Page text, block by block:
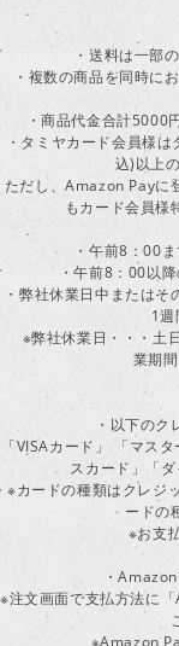
・送料は一部
・複数の商品を同時に
・商品代金合計5000
・タミヤカード会員様
込)以上
ただし、Amazon Payに
もカード会員様
・午前8：00
・午前8：00以
・弊社休業日中または
1週
※弊社休業日・・・土
業期
・以下のク
「VISAカード」 「マス
スカード」「
※カードの種類はクレジ
ードの
※お支
・
※注文画面で支払方法に
※Amazon